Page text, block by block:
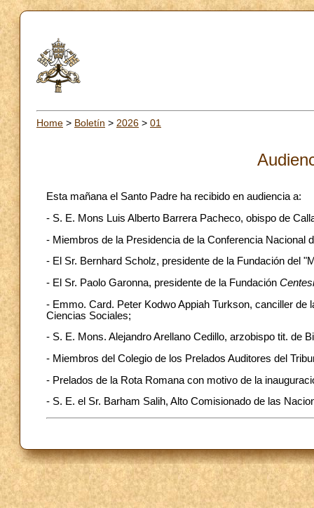
Home > Boletín > 2026 > 01
Esta mañana el Santo Padre ha recibido en audiencia a:
- S. E. Mons Luis Alberto Barrera Pacheco, obispo de
- Miembros de la Presidencia de la Conferencia Nacional
- El Sr. Bernhard Scholz, presidente de la Fundación del
- El Sr. Paolo Garonna, presidente de la Fundación
- Emmo. Card. Peter Kodwo Appiah Turkson, canciller
Ciencias Sociales;
- S. E. Mons. Alejandro Arellano Cedillo, arzobispo tit. de
- Miembros del Colegio de los Prelados Auditores del
- Prelados de la Rota Romana con motivo de la
- S. E. el Sr. Barham Salih, Alto Comisionado de las